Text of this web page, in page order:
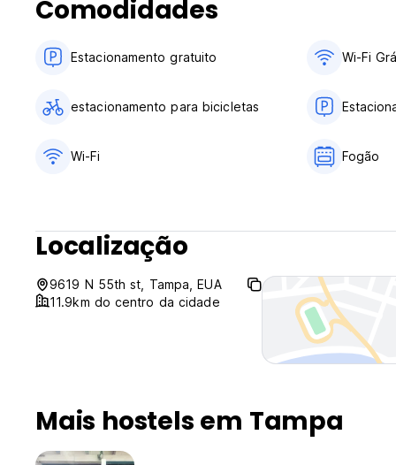
7. Por favor, seja razoável usando uma lavadora e
9. Não são permitidos convidados externos, exceto
10. Certifique-se de trancar a porta e a porta externa
Por favor, aproveite sua estadia. Se você precisar de
(Auto-translated from original language)
Comodidades
Estacionamento gratuito Wi-Fi
estacionamento para bicicletas
Wi-Fi Fogão
Localização
9619 N 55th st, Tampa, EUA
11.9km do centro da cidade
Mais hostels em Tampa